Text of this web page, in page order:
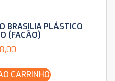
BRASILIA PLÁSTICO
(FACÃO)
8,00
CARRINHO